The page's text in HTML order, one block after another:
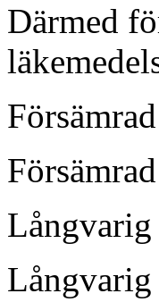
Därmed
Långvarig